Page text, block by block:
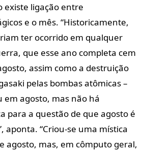
existe ligação entre
e o mês. “Historicamente,
ter ocorrido em qualquer
que esse ano completa cem
assim como a destruição
pelas bombas atômicas –
agosto, mas não há
para a questão de que agosto é
aponta. “Criou-se uma mística
agosto, mas, em cômputo geral,